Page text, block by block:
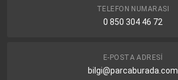
TELEFON NUMARASI
0 850 304 46 72
E-POSTA ADRESI
bilgi@parcaburada.com